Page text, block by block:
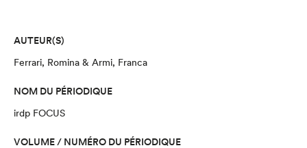
AUTEUR(S)
Ferrari, Romina & Armi, Franca
NOM DU PÉRIODIQUE
irdp FOCUS
VOLUME / NUMÉRO DU PÉRIODIQUE